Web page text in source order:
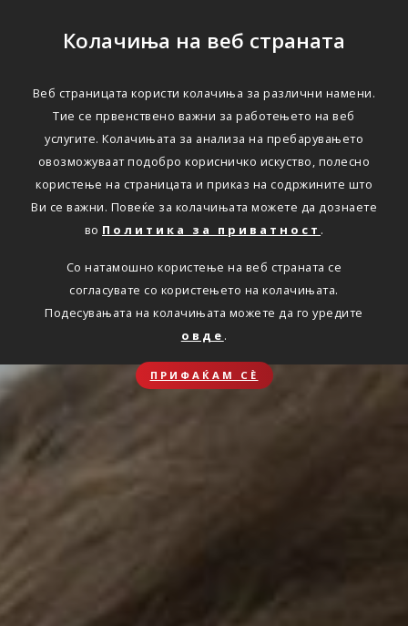
Колачиња на веб страната
Веб страницата користи колачиња за различни намени.
Тие се првенствено важни за работењето на веб
услугите. Колачињата за анализа на пребарувањето
овозможуваат подобро корисничко искуство, полесно
користење на страницата и приказ на содржините што
Ви се важни. Повеќе за колачињата можете да дознаете
во Политика за приватност .
Со натамошно користење на веб страната се
согласувате со користењето на колачињата.
Подесувањата на колачињата можете да го уредите
овде .
ПРИФАЌАМ СЀ